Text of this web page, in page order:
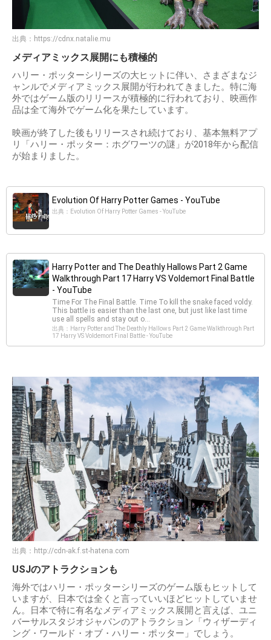
出典： https://cdnx.natalie.mu
メディアミックス展開にも積極的
ハリー・ポッターシリーズの大ヒットに伴い、さまざまなジ
ャンルでメディアミックス展開が行われてきました。特に海
外ではゲーム版のリリースが積極的に行われており、映画作
品は全て海外でゲーム化を果たしています。
映画が終了した後もリリースされ続けており、基本無料アプ
リ「ハリー・ポッター：ホグワーツの謎」が2018年から配信
が始まりました。
Evolution Of Harry Potter Games - YouTube
出典：Evolution Of Harry Potter Games - YouTube
Harry Potter and The Deathly Hallows Part 2 Game
Walkthrough Part 17 Harry VS Voldemort Final Battle
- YouTube
Time For The Final Battle. Time To kill the snake faced voldy.
This battle is easier than the last one, but just like last time
use all spells and stay out o...
出典：Harry Potter and The Deathly Hallows Part 2 Game Walkthrough Part
17 Harry VS Voldemort Final Battle - YouTube
出典： http://cdn-ak.f.st-hatena.com
USJのアトラクションも
海外ではハリー・ポッターシリーズのゲーム版もヒットして
いますが、日本では全くと言っていいほどヒットしていませ
ん。日本で特に有名なメディアミックス展開と言えば、ユニ
バーサルスタジオジャパンのアトラクション「ウィザーディ
ング・ワールド・オブ・ハリー・ポッター」でしょう。